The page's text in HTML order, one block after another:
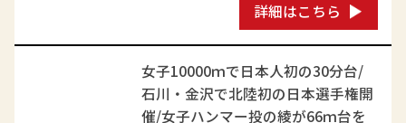
詳細はこちら
女子10000ｍで日本人初の30分台/
石川・金沢で北陸初の日本選手権開
催/女子ハンマー投の綾が66ｍ台を